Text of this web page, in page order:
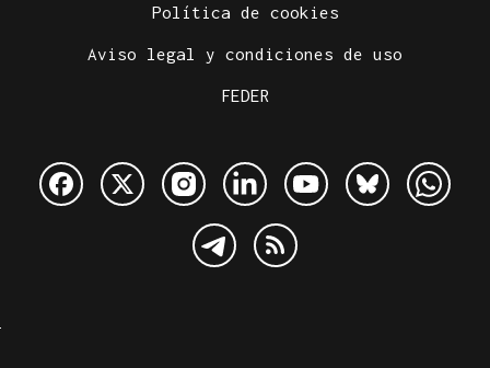
Política de cookies
Aviso legal y condiciones de uso
FEDER